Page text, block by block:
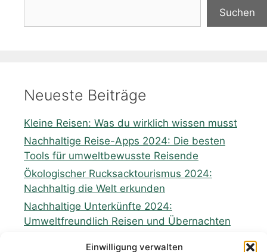
Einwilligung verwalten
Suchen
Neueste Beiträge
Kleine Reisen: Was du wirklich wissen musst
Nachhaltige Reise-Apps 2024: Die besten
Tools für umweltbewusste Reisende
Ökologischer Rucksacktourismus 2024:
Nachhaltig die Welt erkunden
Nachhaltige Unterkünfte 2024:
Umweltfreundlich Reisen und Übernachten